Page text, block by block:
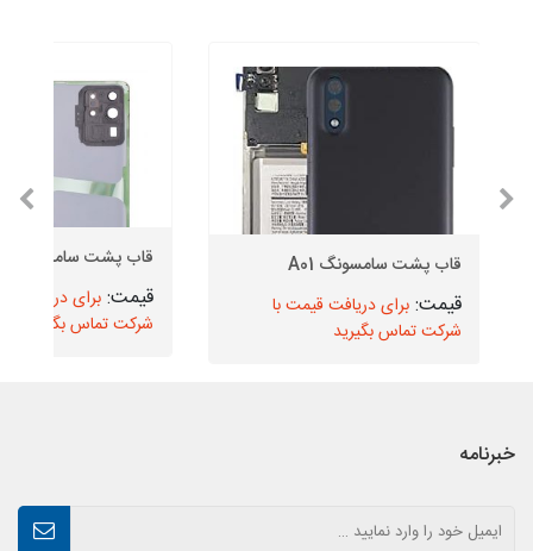
قاب پشت سامسونگ A01
برای دریافت قیمت با
شرکت تماس بگیرید
قاب پشت سامسونگ S20 Ultra
برای دریافت
شرکت تماس بگیرید
خبرنامه